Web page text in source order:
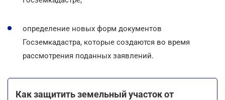
определение новых форм документов
Госземкадастра, которые создаются во время
рассмотрения поданных заявлений.
Как защитить земельный участок от